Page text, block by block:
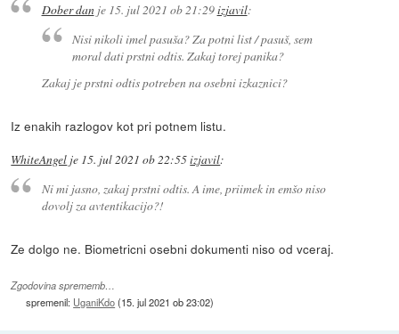
Dober danje 15. jul 2021 ob 21:29izjavil:
Nisi nikoli imel pasuša? Za potni list / pasuš, sem
moral dati prstni odtis. Zakaj torej panika?
Zakaj je prstni odtis potreben na osebni izkaznici?
Iz enakih razlogov kot pri potnem listu.
WhiteAngel je 15. jul 2021 ob 22:55izjavil:
Ni mi jasno, zakaj prstni odtis. A ime, priimek in emšo niso
dovolj za avtentikacijo?!
Ze dolgo ne. Biometricni osebni dokumenti niso od vceraj.
Zgodovina sprememb…
spremenil: UganiKdo(15. jul 2021 ob 23:02)